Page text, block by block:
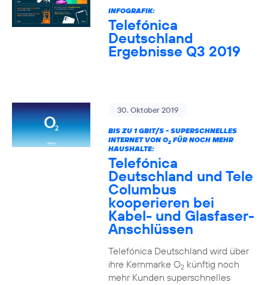
INFOGRAFIK:
Telefónica
Deutschland
Ergebnisse Q3 2019
30. Oktober 2019
BIS ZU 1 GBIT/S - SUPERSCHNELLES
INTERNET VON O2FÜR NOCH MEHR
HAUSHALTE:
Telefónica
Deutschland und Tele
Columbus
kooperieren bei
Kabel- und Glasfaser-
Anschlüssen
Telefónica Deutschland wird über
ihre Kernmarke O2künftig noch
mehr Kunden superschnelles